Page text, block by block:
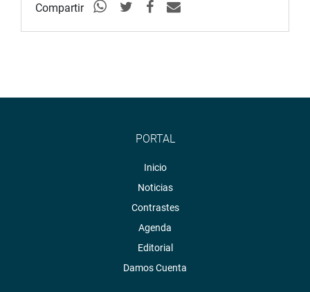
Compartir
PORTAL
Inicio
Noticias
Contrastes
Agenda
Editorial
Damos Cuenta